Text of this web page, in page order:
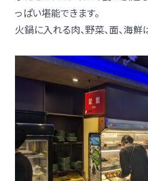
っぱい堪能できます。
火鍋に入れる肉、野菜、面、海鮮